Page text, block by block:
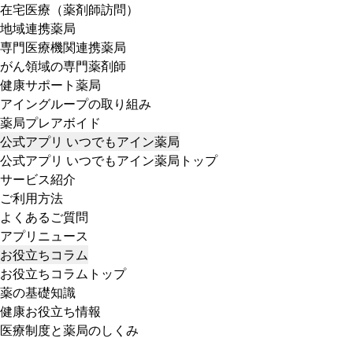
在宅医療（薬剤師訪問）
地域連携薬局
専門医療機関連携薬局
がん領域の専門薬剤師
健康サポート薬局
アイングループの取り組み
薬局プレアボイド
公式アプリ いつでもアイン薬局
公式アプリ いつでもアイン薬局トップ
サービス紹介
ご利用方法
よくあるご質問
アプリニュース
お役立ちコラム
お役立ちコラムトップ
薬の基礎知識
健康お役立ち情報
医療制度と薬局のしくみ